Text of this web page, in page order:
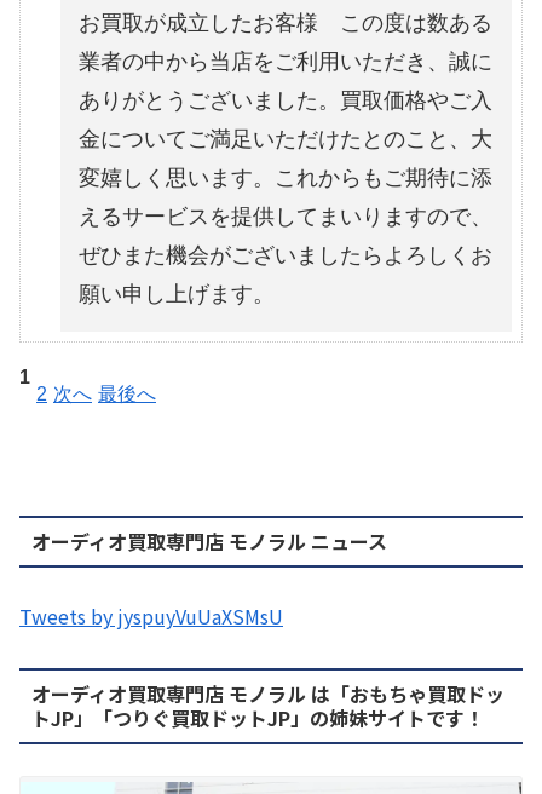
お買取が成立したお客様 この度は数ある
業者の中から当店をご利用いただき、誠に
ありがとうございました。買取価格やご入
金についてご満足いただけたとのこと、大
変嬉しく思います。これからもご期待に添
えるサービスを提供してまいりますので、
ぜひまた機会がございましたらよろしくお
願い申し上げます。
1
2 次へ 最後へ
オーディオ買取専門店 モノラル ニュース
Tweets by jyspuyVuUaXSMsU
オーディオ買取専門店 モノラル は「おもちゃ買取ドッ
トJP」「つりぐ買取ドットJP」の姉妹サイトです！